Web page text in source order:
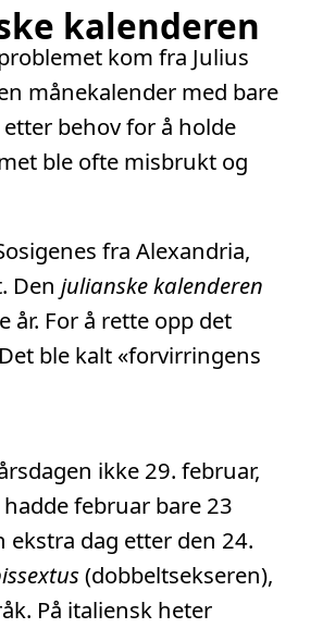
kalenderen
kom fra Julius
månekalender med bare
behov for å holde
ble ofte misbrukt og
fra Alexandria,
Den julianske kalenderen
år. For å rette opp det
ble kalt «forvirringens
ikke 29. februar,
februar bare 23
ekstra dag etter den 24.
(dobbeltsekseren),
På italiensk heter